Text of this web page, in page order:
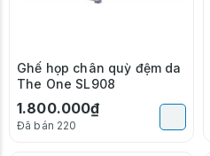
Ghế họp chân quỳ đệm da
The One SL908
1.800.000₫
Đã bán 220